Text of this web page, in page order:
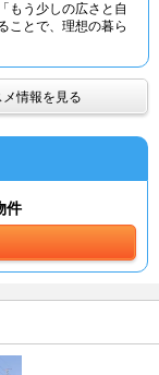
もう少しの広さと自
ことで、理想の暮ら
情報を見る
件